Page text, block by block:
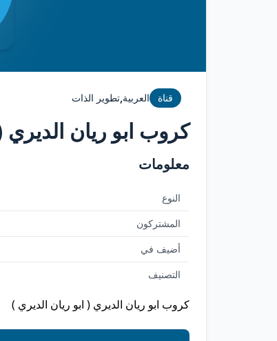
قناة العربية,تطوير الذات
كروب ابو ريان الديري
معلومات
النوع
المشتركون
أضيف في
التصنيف
كروب ابو ريان الديري ( ابو ريان الديري )